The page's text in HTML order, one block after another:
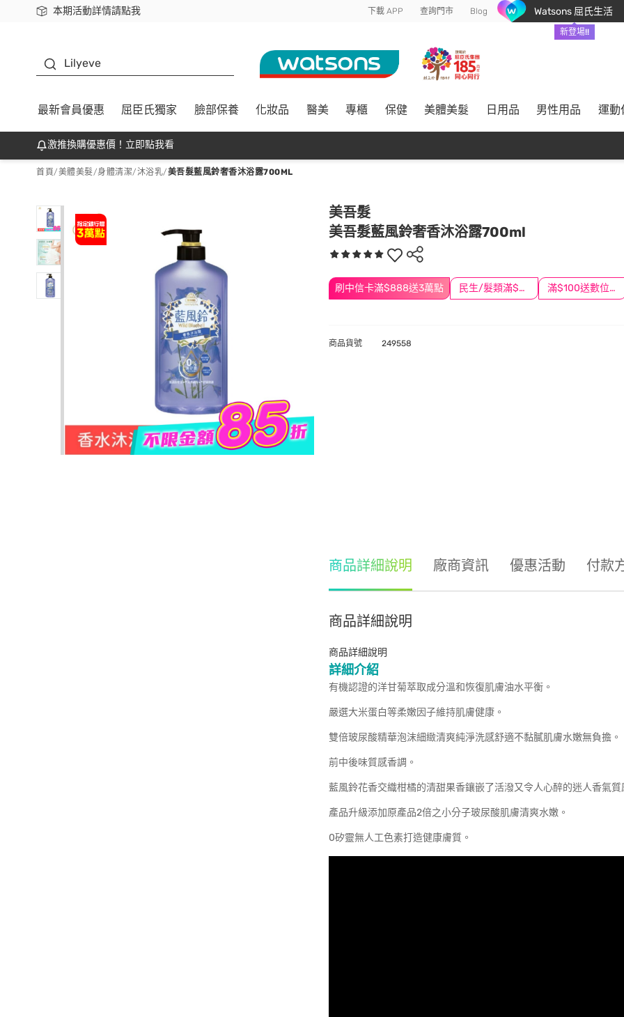
本期活動詳情請點我
下載app最高回饋$350 下載 APP 查詢門市 Blog Watsons 屈氏生活
新登場!!
Lilyeve
最新會員優惠 屈臣氏獨家 臉部保養 化妝品 醫美 專櫃 保健 美體美髮 日用品 男性用品 運動
激推換購優惠價！立即點我看
首頁/美體美髮/身體清潔/沐浴乳/美吾髮藍風鈴奢香沐浴露700ML
美吾髮
美吾髮藍風鈴奢香沐浴露700ml
刷中信卡滿$888送3萬點 民生/髮類滿$388送舒潔冰巾 滿$100送數位印花
商品貨號 249558
商品詳細說明 廠商資訊 優惠活動 付款
商品詳細說明
商品詳細說明
詳細介紹
有機認證的洋甘菊萃取成分溫和恢復肌膚油水平衡。
嚴選大米蛋白等柔嫩因子維持肌膚健康。
雙倍玻尿酸精華泡沫細緻清爽純淨洗感舒適不黏膩肌膚水嫩無負擔。
前中後味質感香調。
藍風鈴花香交織柑橘的清甜果香鑲嵌了活潑又令人心醉的迷人香氣質
產品升級添加原產品2倍之小分子玻尿酸肌膚清爽水嫩。
0矽靈無人工色素打造健康膚質。